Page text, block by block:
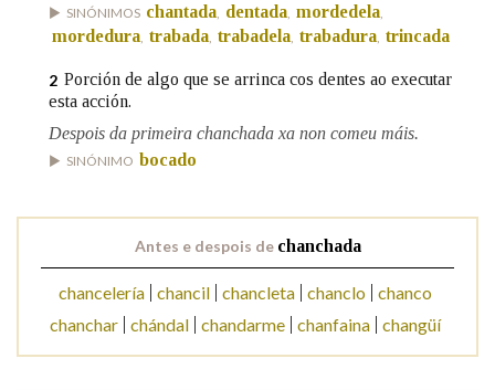
BUSCAR NO CONTIDO
Nos exemplos
SINÓNIMOS chantada dentada mordedela
mordedura trabada trabadela trabadura trincada
2 Porción de algo que se arrinca cos dentes ao executar
esta acción.
Despois da primeira chanchada xa non comeu máis.
SINÓNIMO bocado
Antes e despois de chanchada
chancelería chancil chancleta chanclo
chanco
chanchar
chándal chandarme chanfaina changüí